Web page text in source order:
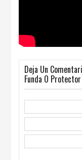
Deja Un
Funda O